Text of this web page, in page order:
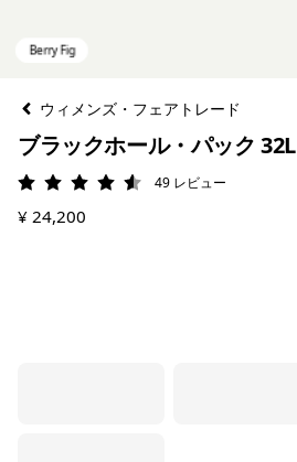
ウィメンズ・フェアトレード
ブラックホール・パック 32L
評価: 4.6 / 5
49 レビュー
¥ 24,200